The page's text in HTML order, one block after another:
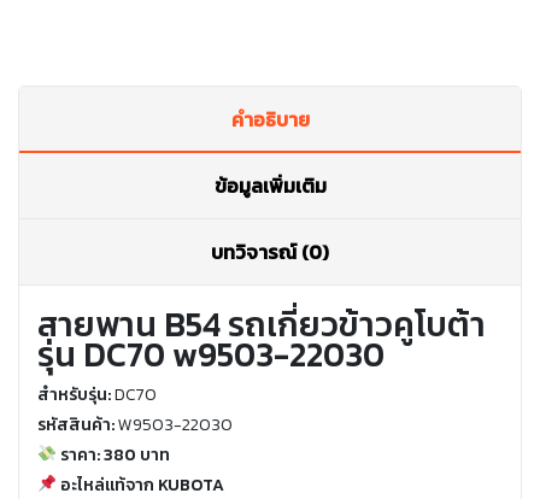
คำอธิบาย
ข้อมูลเพิ่มเติม
บทวิจารณ์ (0)
สายพาน B54 รถเกี่ยวข้าวคูโบต้า
รุ่น DC70 w9503-22030
สำหรับรุ่น:DC70
รหัสสินค้า:W9503-22030
ราคา: 380 บาท
อะไหล่แท้จาก KUBOTA